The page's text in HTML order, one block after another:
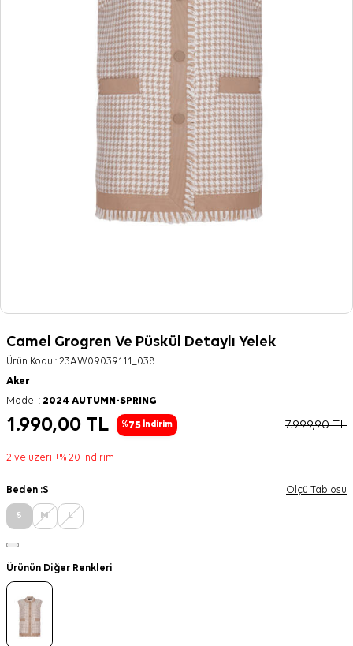
Camel Grogren Ve Püskül Detaylı Yelek
Ürün Kodu : 23AW09039111_038
Aker
Model : 2024 AUTUMN-SPRING
1.990,00 TL %75 İndirim 7.999,90TL
2 ve üzeri +% 20 indirim
Beden :S Ölçü Tablosu
S M L
Ürünün Diğer Renkleri